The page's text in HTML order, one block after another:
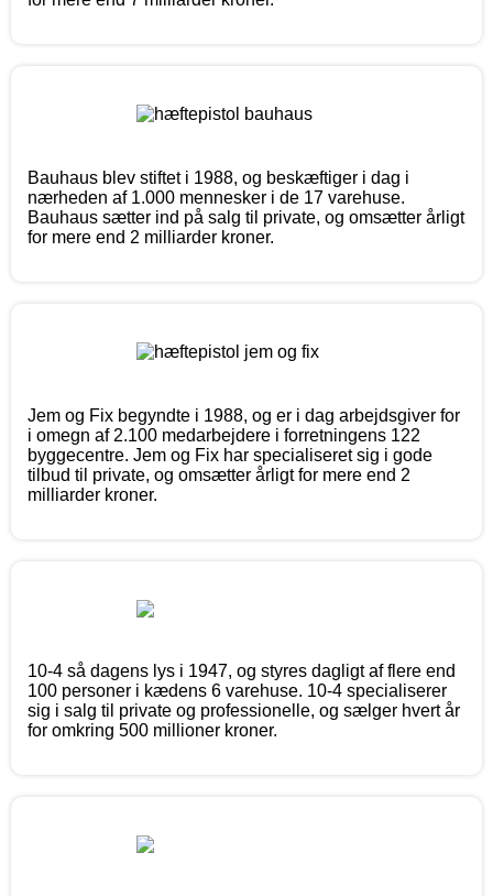
Bauhaus blev stiftet i 1988, og beskæftiger i dag i
nærheden af 1.000 mennesker i de 17 varehuse.
Bauhaus sætter ind på salg til private, og omsætter årligt
for mere end 2 milliarder kroner.
Jem og Fix begyndte i 1988, og er i dag arbejdsgiver for
i omegn af 2.100 medarbejdere i forretningens 122
byggecentre. Jem og Fix har specialiseret sig i gode
tilbud til private, og omsætter årligt for mere end 2
milliarder kroner.
10-4 så dagens lys i 1947, og styres dagligt af flere end
100 personer i kædens 6 varehuse. 10-4 specialiserer
sig i salg til private og professionelle, og sælger hvert år
for omkring 500 millioner kroner.